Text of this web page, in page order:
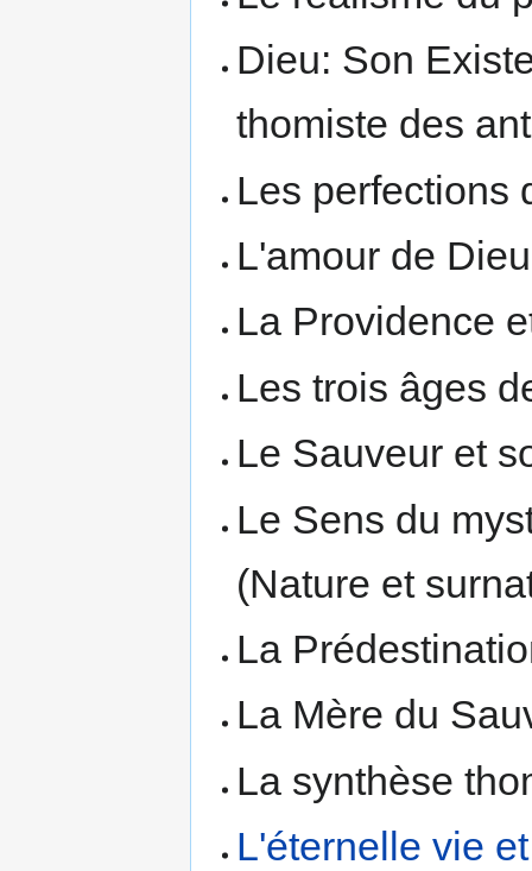
Dieu: Son
thomiste des
Les perfections
L'amour de
La Providence
Les trois âges
Le Sauveur et
Le Sens du
(Nature et
La
La Mère du
La synthèse
L'éternelle vie